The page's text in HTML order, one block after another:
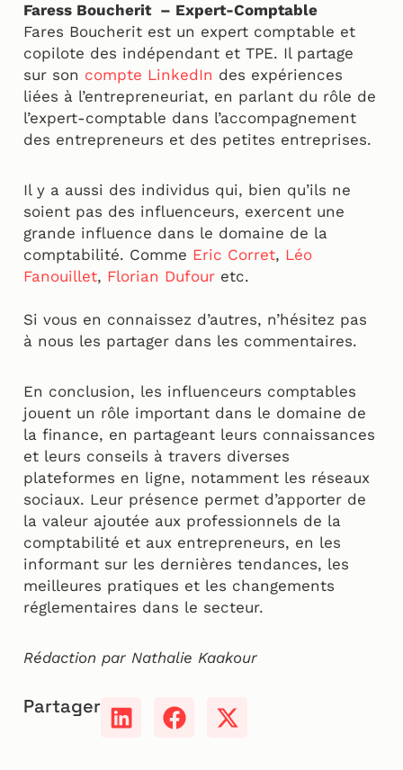
Faress Boucherit – Expert-Comptable
Fares Boucherit est un expert comptable et
copilote des indépendant et TPE. Il partage
sur son compte LinkedIn des expériences
liées à l’entrepreneuriat, en parlant du rôle de
l’expert-comptable dans l’accompagnement
des entrepreneurs et des petites entreprises.
Il y a aussi des individus qui, bien qu’ils ne
soient pas des influenceurs, exercent une
grande influence dans le domaine de la
comptabilité. Comme Eric Corret, Léo
Fanouillet, Florian Dufour etc.
Si vous en connaissez d’autres, n’hésitez pas
à nous les partager dans les commentaires.
En conclusion, les influenceurs comptables
jouent un rôle important dans le domaine de
la finance, en partageant leurs connaissances
et leurs conseils à travers diverses
plateformes en ligne, notamment les réseaux
sociaux. Leur présence permet d’apporter de
la valeur ajoutée aux professionnels de la
comptabilité et aux entrepreneurs, en les
informant sur les dernières tendances, les
meilleures pratiques et les changements
réglementaires dans le secteur.
Rédaction par Nathalie Kaakour
Partager